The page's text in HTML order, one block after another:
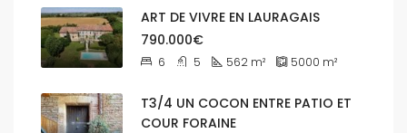
ART DE VIVRE EN LAURAGAIS
790.000€
6 5 562 m² 5000 m²
T3/4 UN COCON ENTRE PATIO ET
COUR FORAINE